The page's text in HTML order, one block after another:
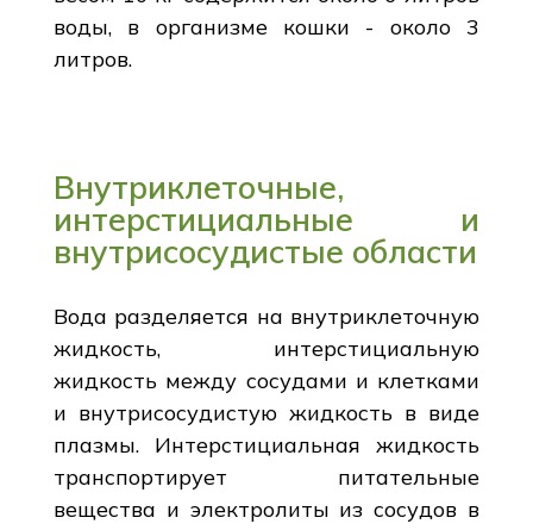
воды, в организме кошки - около 3
литров.
Внутриклеточные,
интерстициальные и
внутрисосудистые области
Вода разделяется на внутриклеточную
жидкость, интерстициальную
жидкость между сосудами и клетками
и внутрисосудистую жидкость в виде
плазмы. Интерстициальная жидкость
транспортирует питательные
вещества и электролиты из сосудов в